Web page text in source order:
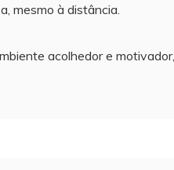
mesmo à distância.
acolhedor e motivador,